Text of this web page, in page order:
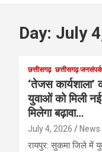
Day: July
छत्तीसगढ़ छत्तीसगढ़ जनसंपर्क
‘तेजस
युवाओं को मिली नई
मिलेगा बढ़ावा…
July 4, 2026
रायपुर: सुकमा जिले में